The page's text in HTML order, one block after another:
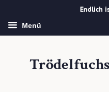
Endlich
Menü